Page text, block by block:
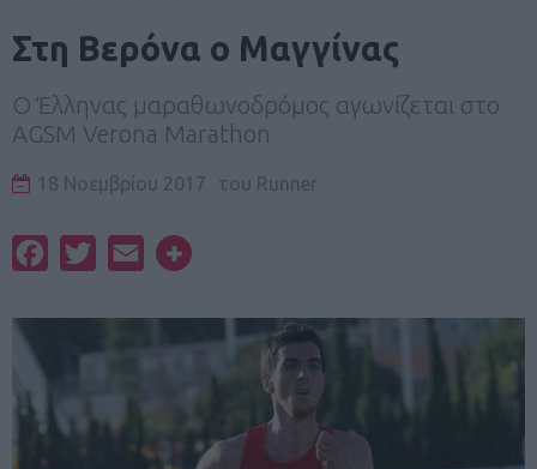
Στη Βερόνα ο Μαγγίνας
O Έλληνας μαραθωνοδρόμος αγωνίζεται στο
AGSM Verona Marathon
18 Νοεμβρίου 2017 του Runner
FacebookTwitterEmail